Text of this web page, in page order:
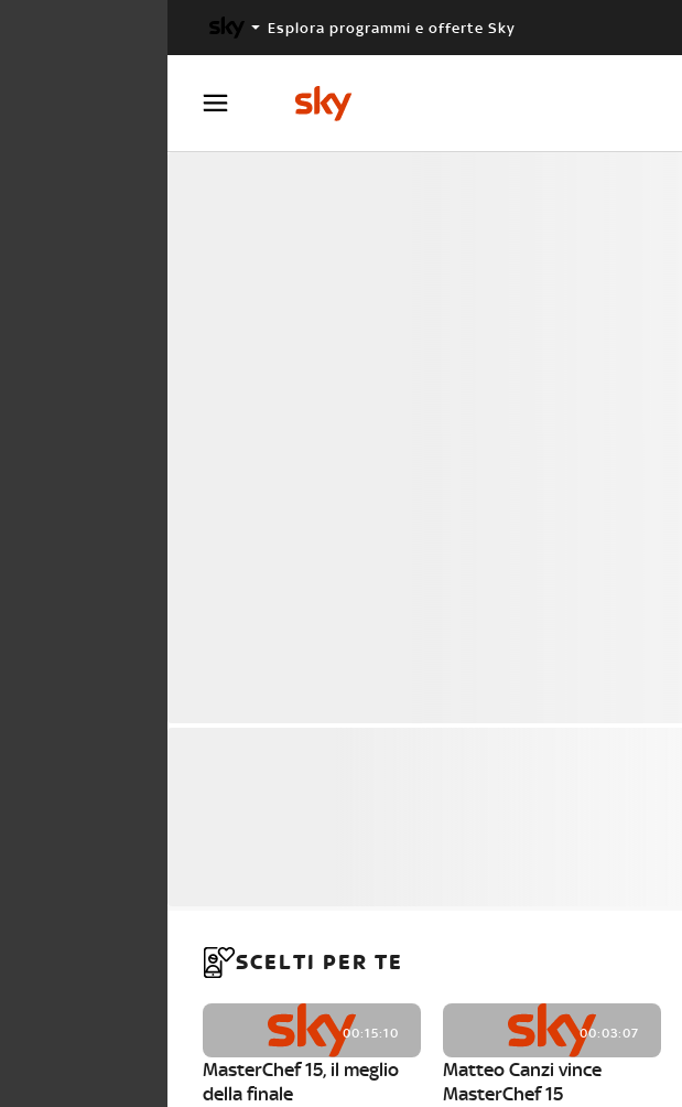
Esplora programmi e offerte Sky
SCELTI PER TE
00:15:10
MasterChef 15, il meglio
della finale
00:03:07
Matteo Canzi vince
MasterChef 15